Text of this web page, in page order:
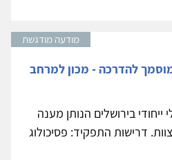
מודעה מודגשת
מוסמך להדרכה - מכון למרחב
בירושלים הנותן מענה
דרישות התפקיד: פסיכולוג